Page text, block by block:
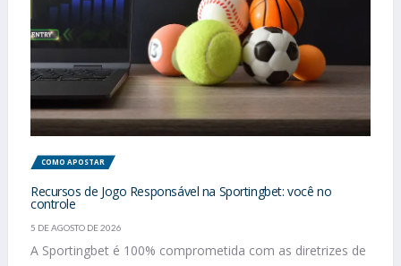
COMO APOSTAR
Recursos de Jogo Responsável na Sportingbet: você no
controle
5 DE AGOSTO DE 2026
A Sportingbet é 100% comprometida com as diretrizes de